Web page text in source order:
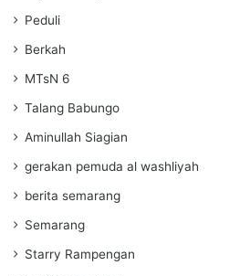
Peduli
Berkah
MTsN 6
Talang Babungo
Aminullah Siagian
gerakan pemuda al washliyah
berita semarang
Semarang
Starry Rampengan